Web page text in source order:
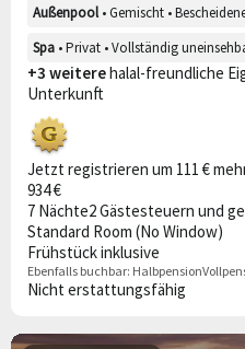
Außenpool• Gemischt •
Spa • Privat • Vollständig
+3 weiterehalal-freundliche
Unterkunft
Jetzt registrieren um 111 €
934 €
7 Nächte2 Gästesteuern und
Standard Room (No Window)
Frühstück inklusive
Ebenfalls buchbar: Halbpension
Nicht erstattungsfähig